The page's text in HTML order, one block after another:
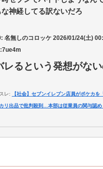
な神経してる訳ないだろ
名無しのコロッケ 2026/01/24(土)
レるという発想がな
レ: 【社会】セブンイレブン店員がポケカを
リ出品で批判殺到…本部は従業員の関与認め